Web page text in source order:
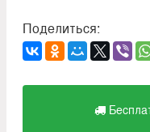
Поделиться: